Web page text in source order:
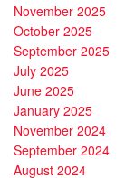
November 2025
October 2025
September 2025
July 2025
June 2025
January 2025
November 2024
September 2024
August 2024